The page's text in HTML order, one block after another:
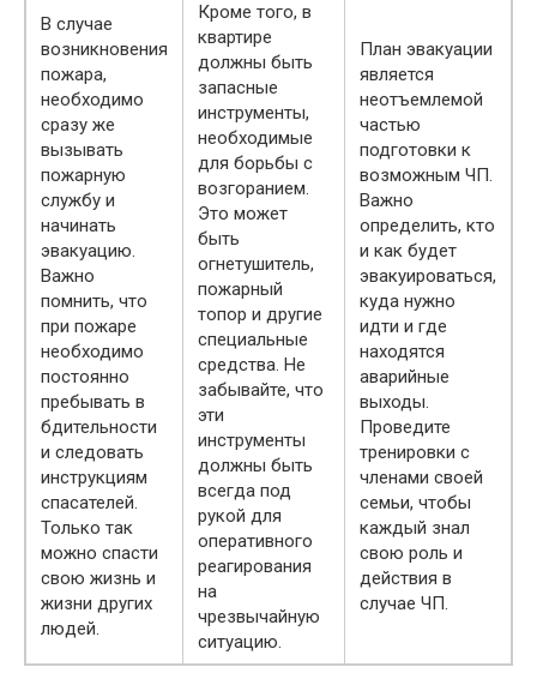
В случае
возникновения
пожара,
необходимо
сразу же
вызывать
пожарную
службу и
начинать
эвакуацию.
Важно
помнить, что
при пожаре
необходимо
постоянно
пребывать в
бдительности
и следовать
инструкциям
спасателей.
Только так
можно спасти
свою жизнь и
жизни других
людей.
Кроме того, в
квартире
должны быть
запасные
инструменты,
необходимые
для борьбы с
возгоранием.
Это может
быть
огнетушитель,
пожарный
топор и другие
специальные
средства. Не
забывайте, что
эти
инструменты
должны быть
всегда под
рукой для
оперативного
реагирования
на
чрезвычайную
ситуацию.
План эвакуации
является
неотъемлемой
частью
подготовки к
возможным ЧП.
Важно
определить, кто
и как будет
эвакуироваться,
куда нужно
идти и где
находятся
аварийные
выходы.
Проведите
тренировки с
членами своей
семьи, чтобы
каждый знал
свою роль и
действия в
случае ЧП.